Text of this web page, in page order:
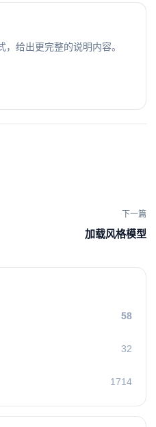
给出更完整的说明内容。
下一篇
加载风格模型
58
32
1714